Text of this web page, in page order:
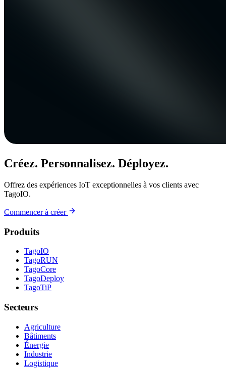
Créez. Personnalisez. Déployez.
Offrez des expériences IoT exceptionnelles à vos clients avec
TagoIO.
Commencer à créer
Produits
TagoIO
TagoRUN
TagoCore
TagoDeploy
TagoTiP
Secteurs
Agriculture
Bâtiments
Énergie
Industrie
Logistique